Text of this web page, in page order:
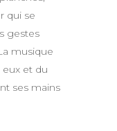
qui se
gestes
musique
et du
ses mains